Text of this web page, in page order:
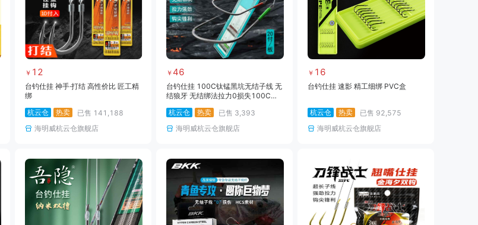
￥ 12
台钓仕挂 神手·打结 高性价比 匠工精
绑
杭云仓
热卖 已售 141,188
海明威杭云仓旗舰店
￥ 46
台钓仕挂 100C钛锰黑坑无结子线 无
结狼牙 无结绑法拉力0损失100C钛
杭云仓
热卖 已售 3,393
海明威杭云仓旗舰店
￥ 16
台钓仕挂 速影 精工细绑 PVC盒
杭云仓 热卖 已售 92,575
海明威杭云仓旗舰店